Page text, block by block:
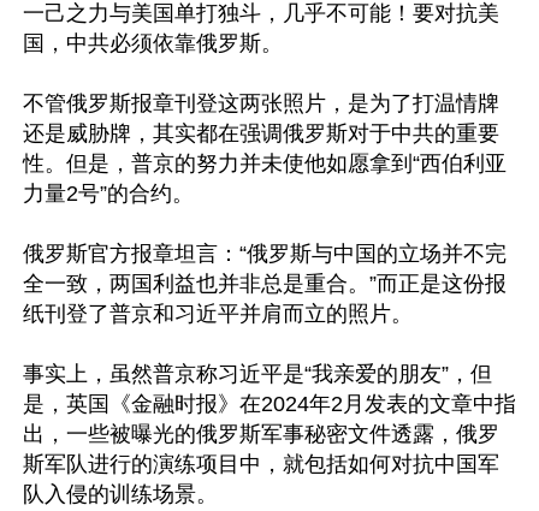
一己之力与美国单打独斗，几乎不可能！要对抗美
国，中共必须依靠俄罗斯。
不管俄罗斯报章刊登这两张照片，是为了打温情牌
还是威胁牌，其实都在强调俄罗斯对于中共的重要
性。但是，普京的努力并未使他如愿拿到“西伯利亚
力量2号”的合约。
俄罗斯官方报章坦言：“俄罗斯与中国的立场并不完
全一致，两国利益也并非总是重合。”而正是这份报
纸刊登了普京和习近平并肩而立的照片。
事实上，虽然普京称习近平是“我亲爱的朋友”，但
是，英国《金融时报》在2024年2月发表的文章中指
出，一些被曝光的俄罗斯军事秘密文件透露，俄罗
斯军队进行的演练项目中，就包括如何对抗中国军
队入侵的训练场景。